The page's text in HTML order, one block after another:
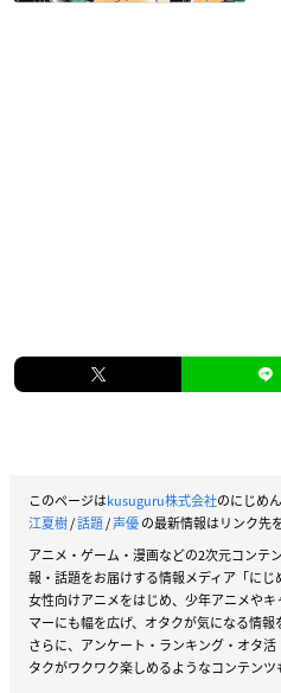
このページはkusuguru株式会社のにじめ
江夏樹/話題/声優の最新情報はリンク先
アニメ・ゲーム・漫画などの2次元コンテ
報・話題をお届けする情報メディア「にじ
女性向けアニメをはじめ、少年アニメや
マーにも幅を広げ、オタクが気になる情報
さらに、アンケート・ランキング・オタ
タクがワクワク楽しめるようなコンテンツ